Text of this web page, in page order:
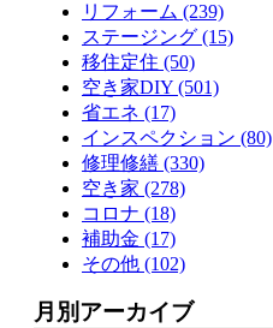
リフォーム (239)
ステージング (15)
移住定住 (50)
空き家DIY (501)
省エネ (17)
インスペクション (80)
修理修繕 (330)
空き家 (278)
コロナ (18)
補助金 (17)
その他 (102)
月別アーカイブ